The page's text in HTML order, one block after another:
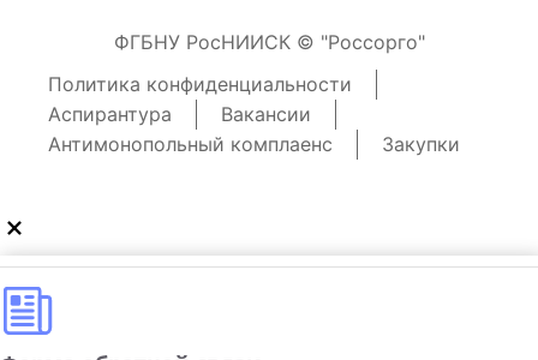
ФГБНУ РосНИИСК © "Россорго"
Политика конфиденциальности
Аспирантура
Вакансии
Антимонопольный комплаенс
Закупки